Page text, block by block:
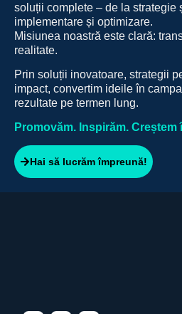
soluții complete – de la strategie
implementare și optimizare.
Misiunea noastră este clară:
realitate.
Prin soluții inovatoare, strategii
impact, convertim ideile în
rezultate pe termen lung.
Promovăm. Inspirăm. Creștem
Hai să lucrăm împreună!